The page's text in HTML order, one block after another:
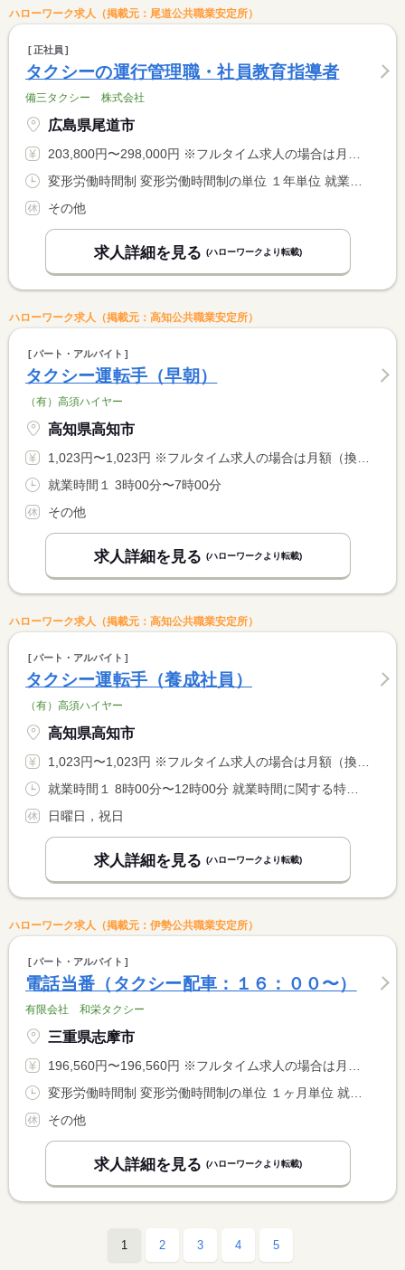
ハローワーク求人（掲載元：尾道公共職業安定所）
正社員
タクシーの運行管理職・社員教育指導者
備三タクシー 株式会社
広島県尾道市
203,800円〜298,000円 ※フルタイム求人の場合は月額（換算額）、パート求人の場合は時間額を表示しています。
その他
求人詳細を見る (ハローワークより転載)
ハローワーク求人（掲載元：高知公共職業安定所）
パート・アルバイト
タクシー運転手（早朝）
（有）高須ハイヤー
高知県高知市
1,023円〜1,023円 ※フルタイム求人の場合は月額（換算額）、パート求人の場合は時間額を表示しています。
就業時間１ 3時00分〜7時00分
その他
求人詳細を見る (ハローワークより転載)
ハローワーク求人（掲載元：高知公共職業安定所）
パート・アルバイト
タクシー運転手（養成社員）
（有）高須ハイヤー
高知県高知市
1,023円〜1,023円 ※フルタイム求人の場合は月額（換算額）、パート求人の場合は時間額を表示しています。
日曜日，祝日
求人詳細を見る (ハローワークより転載)
ハローワーク求人（掲載元：伊勢公共職業安定所）
パート・アルバイト
電話当番（タクシー配車：１６：００〜）
有限会社 和栄タクシー
三重県志摩市
196,560円〜196,560円 ※フルタイム求人の場合は月額（換算額）、パート求人の場合は時間額を表示しています。
その他
求人詳細を見る (ハローワークより転載)
1 2 3 4 5